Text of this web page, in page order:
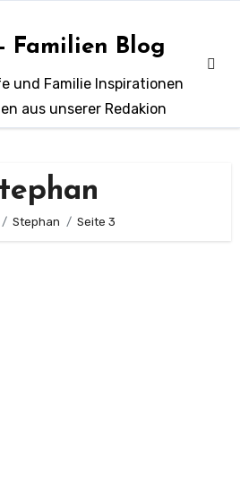
Familien Blog
und Familie Inspirationen
aus unserer Redakion
Stephan Seite 3